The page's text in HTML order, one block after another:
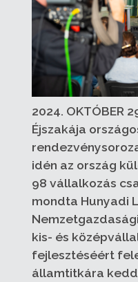
2024. OKTÓBER
Éjszakája
idén az ország
98 vállalkozás
mondta Hunyadi
kis- és
fejlesztéséért
államtitkára